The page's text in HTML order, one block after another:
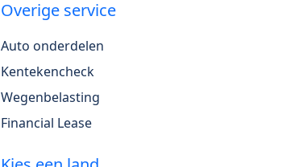
Overige service
Auto onderdelen
Kentekencheck
Wegenbelasting
Financial Lease